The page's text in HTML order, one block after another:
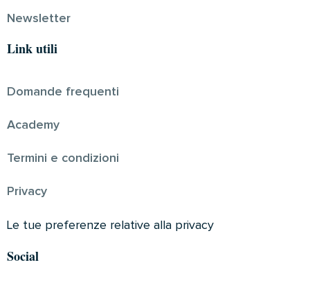
Newsletter
Link utili
Domande frequenti
Academy
Termini e condizioni
Privacy
Le tue preferenze relative alla privacy
Social